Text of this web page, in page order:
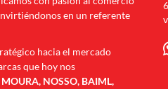
en un referente
hacia el mercado
que hoy nos
NOSSO, BAIML,